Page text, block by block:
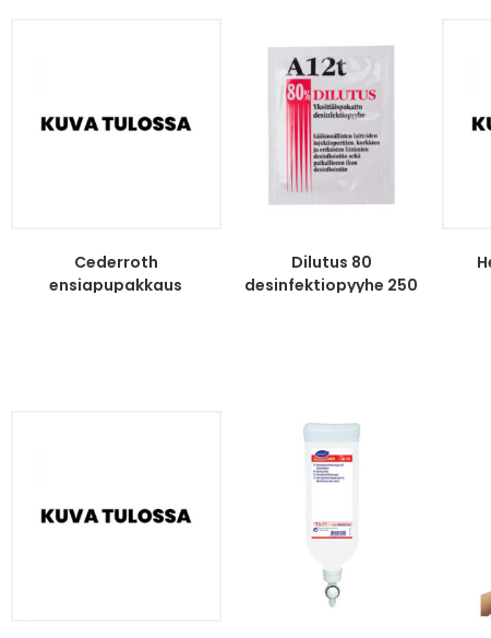
Cederroth
ensiapupakkaus
Dilutus 80
desinfektiopyyhe 250